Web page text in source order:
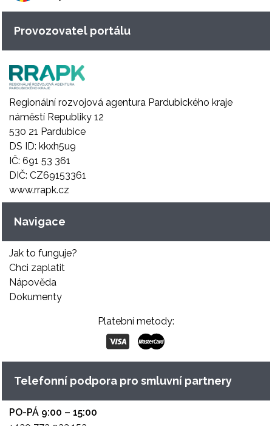
Provozovatel portálu
Regionální rozvojová agentura Pardubického kraje
náměstí Republiky 12
530 21 Pardubice
DS ID: kkxh5u9
IČ: 691 53 361
DIČ: CZ69153361
www.rrapk.cz
Navigace
Jak to funguje?
Chci zaplatit
Nápověda
Dokumenty
Platební metody:
Telefonní podpora pro smluvní partnery
PO-PÁ 9:00 – 15:00